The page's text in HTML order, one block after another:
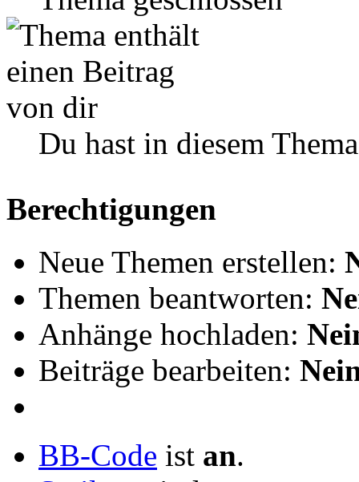
Du hast in diesem
Berechtigungen
Neue Themen erstellen:
Themen beantworten:
Anhänge hochladen:
Beiträge bearbeiten:
BB-Code ist an.